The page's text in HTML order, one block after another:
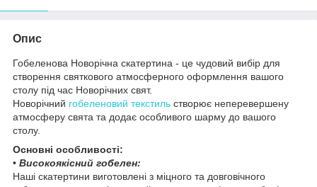
Опис
Гобеленова Новорічна скатертина - це чудовий вибір для
створення святкового атмосферного оформлення вашого
столу під час Новорічних свят.
Новорічний гобеленовий текстиль створює неперевершену
атмосферу свята та додає особливого шарму до вашого
столу.
Основні особливості:
• Високоякісний гобелен:
Наші скатертини виготовлені з міцного та довговічного